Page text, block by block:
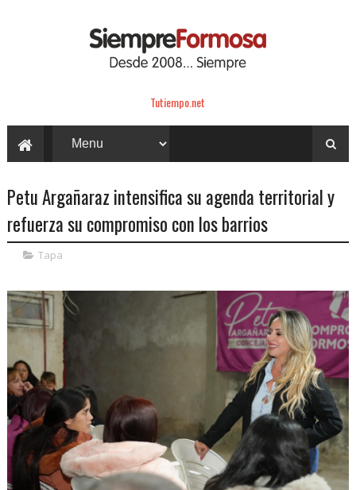
Tutiempo.net
Petu Argañaraz intensifica su agenda territorial y
refuerza su compromiso con los barrios
Tapa